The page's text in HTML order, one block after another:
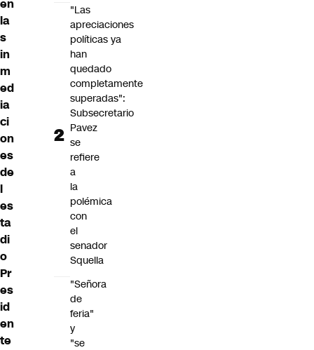
en
la
s
in
m
ed
ia
ci
on
es
de
l
es
ta
di
o
Pr
es
id
en
te
"Las
apreciaciones
políticas ya
han
quedado
completamente
superadas":
Subsecretario
Pavez
se
refiere
a
la
polémica
con
el
senador
Squella
"Señora
de
feria"
y
"se